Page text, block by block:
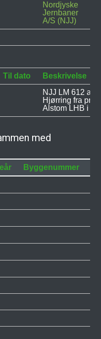
Nordjyske
Jernbaner
A/S (NJJ)
Til dato Beskrivelse
NJJ LM 612
Hjørring fra
Alstom LHB i
med
Byggenummer